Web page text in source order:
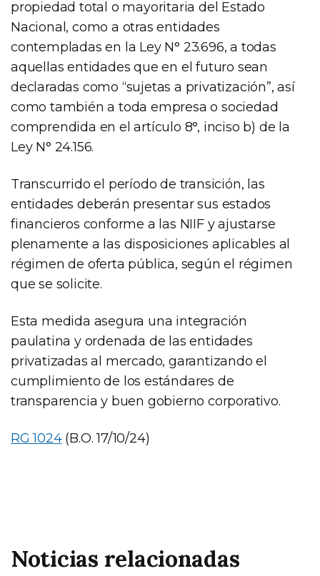
propiedad total o mayoritaria del Estado
Nacional, como a otras entidades
contempladas en la Ley N° 23.696, a todas
aquellas entidades que en el futuro sean
declaradas como “sujetas a privatización”, así
como también a toda empresa o sociedad
comprendida en el artículo 8°, inciso b) de la
Ley N° 24.156.
Transcurrido el período de transición, las
entidades deberán presentar sus estados
financieros conforme a las NIIF y ajustarse
plenamente a las disposiciones aplicables al
régimen de oferta pública, según el régimen
que se solicite.
Esta medida asegura una integración
paulatina y ordenada de las entidades
privatizadas al mercado, garantizando el
cumplimiento de los estándares de
transparencia y buen gobierno corporativo.
RG 1024(B.O. 17/10/24)
Noticias relacionadas